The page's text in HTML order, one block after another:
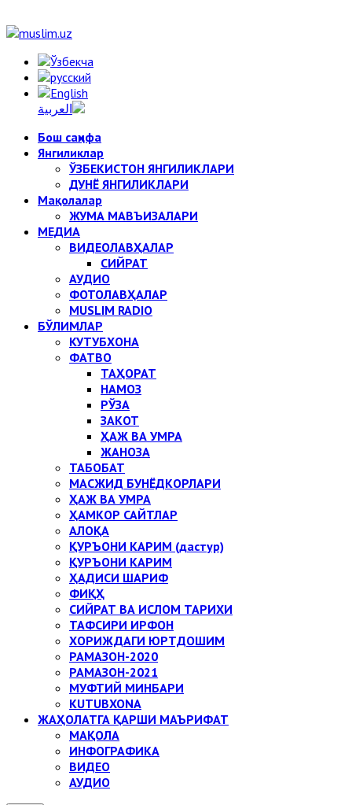
Бош саҳифа
Янгиликлар
ЎЗБЕКИСТОН ЯНГИЛИКЛАРИ
ДУНЁ ЯНГИЛИКЛАРИ
Мақолалар
ЖУМА МАВЪИЗАЛАРИ
МЕДИА
ВИДЕОЛАВҲАЛАР
СИЙРАТ
АУДИО
ФОТОЛАВҲАЛАР
MUSLIM RADIO
БЎЛИМЛАР
КУТУБХОНА
ФАТВО
ТАҲОРАТ
НАМОЗ
РЎЗА
ЗАКОТ
ҲАЖ ВА УМРА
ЖАНОЗА
ТАБОБАТ
МАСЖИД БУНЁДКОРЛАРИ
ҲАЖ ВА УМРА
ҲАМКОР САЙТЛАР
АЛОҚА
ҚУРЪОНИ КАРИМ (дастур)
ҚУРЪОНИ КАРИМ
ҲАДИСИ ШАРИФ
ФИҚҲ
СИЙРАТ ВА ИСЛОМ ТАРИХИ
ТАФСИРИ ИРФОН
ХОРИЖДАГИ ЮРТДОШИМ
РАМАЗОН-2020
РАМАЗОН-2021
МУФТИЙ МИНБАРИ
KUTUBXONA
ЖАҲОЛАТГА ҚАРШИ МАЪРИФАТ
МАҚОЛА
ИНФОГРАФИКА
ВИДЕО
АУДИО